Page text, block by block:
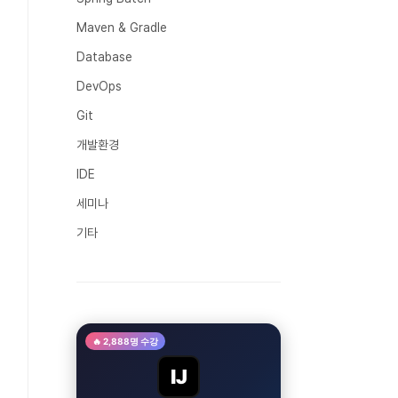
Maven & Gradle
Database
DevOps
Git
개발환경
IDE
세미나
기타
🔥 2,888명 수강
IJ